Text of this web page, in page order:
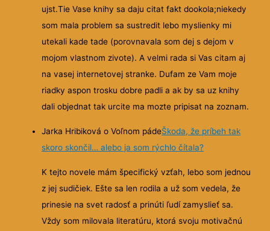
ujst.Tie Vase knihy sa daju citat fakt dookola;niekedy
som mala problem sa sustredit lebo myslienky mi
utekali kade tade (porovnavala som dej s dejom v
mojom vlastnom zivote). A velmi rada si Vas citam aj
na vasej internetovej stranke. Dufam ze Vam moje
riadky aspon trosku dobre padli a ak by sa uz knihy
dali objednat tak urcite ma mozte pripisat na zoznam.
Jarka Hribiková o Voľnom pádeŠkoda, že príbeh tak
skoro skončil… alebo ja som rýchlo čítala?
K tejto novele mám špecifický vzťah, lebo som jednou
z jej sudičiek. Ešte sa len rodila a už som vedela, že
prinesie na svet radosť a prinúti ľudí zamyslieť sa.
Vždy som milovala literatúru, ktorá svoju motivačnú